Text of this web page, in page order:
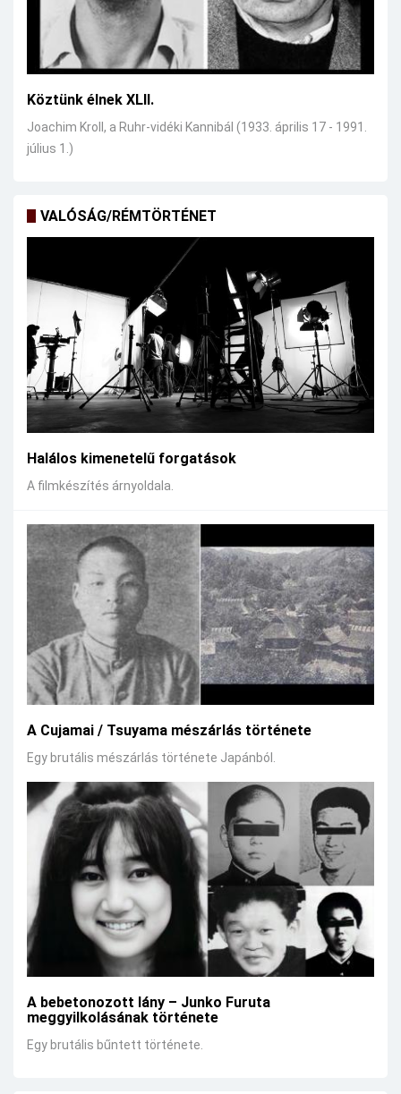
Köztünk élnek XLII.
Joachim Kroll, a Ruhr-vidéki Kannibál (1933. április 17 - 1991.
július 1.)
VALÓSÁG/RÉMTÖRTÉNET
Halálos kimenetelű forgatások
A filmkészítés árnyoldala.
A Cujamai / Tsuyama mészárlás története
Egy brutális mészárlás története Japánból.
A bebetonozott lány – Junko Furuta
meggyilkolásának története
Egy brutális bűntett története.